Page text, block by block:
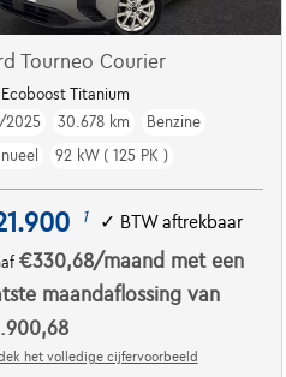
Tourneo Courier
Titanium
2025
30.678 km
Benzine
92 kW ( 125 PK )
1 ✓ BTW aftrekbaar
€330,68/maand met een
maandaflossing van
het volledige cijfervoorbeeld